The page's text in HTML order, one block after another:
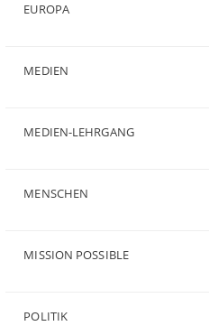
EUROPA
MEDIEN
MEDIEN-LEHRGANG
MENSCHEN
MISSION POSSIBLE
POLITIK